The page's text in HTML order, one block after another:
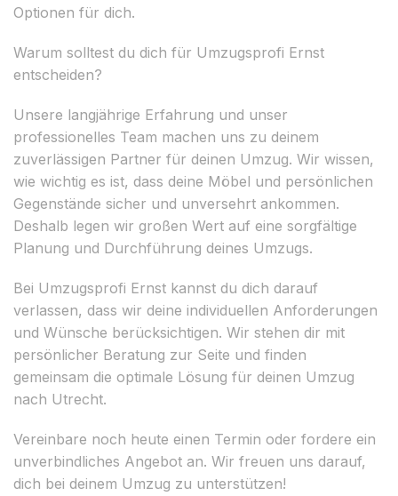
Optionen für dich.
Warum solltest du dich für Umzugsprofi Ernst
entscheiden?
Unsere langjährige Erfahrung und unser
professionelles Team machen uns zu deinem
zuverlässigen Partner für deinen Umzug. Wir wissen,
wie wichtig es ist, dass deine Möbel und persönlichen
Gegenstände sicher und unversehrt ankommen.
Deshalb legen wir großen Wert auf eine sorgfältige
Planung und Durchführung deines Umzugs.
Bei Umzugsprofi Ernst kannst du dich darauf
verlassen, dass wir deine individuellen Anforderungen
und Wünsche berücksichtigen. Wir stehen dir mit
persönlicher Beratung zur Seite und finden
gemeinsam die optimale Lösung für deinen Umzug
nach Utrecht.
Vereinbare noch heute einen Termin oder fordere ein
unverbindliches Angebot an. Wir freuen uns darauf,
dich bei deinem Umzug zu unterstützen!